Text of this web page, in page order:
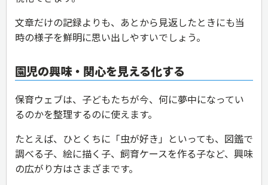
文章だけの記録よりも、あとから見返したときにも当
時の様子を鮮明に思い出しやすいでしょう。
園児の興味・関心を見える化する
保育ウェブは、子どもたちが今、何に夢中になってい
るのかを整理するのに使えます。
たとえば、ひとくちに「虫が好き」といっても、図鑑で
調べる子、絵に描く子、飼育ケースを作る子など、興味
の広がり方はさまざまです。